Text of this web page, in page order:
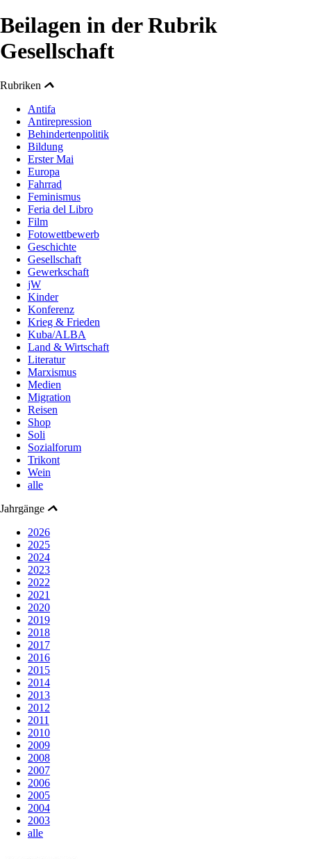
Beilagen in der Rubrik
Gesellschaft
Rubriken
Antifa
Antirepression
Behindertenpolitik
Bildung
Erster Mai
Europa
Fahrrad
Feminismus
Feria del Libro
Film
Fotowettbewerb
Geschichte
Gesellschaft
Gewerkschaft
jW
Kinder
Konferenz
Krieg & Frieden
Kuba/ALBA
Land & Wirtschaft
Literatur
Marxismus
Medien
Migration
Reisen
Shop
Soli
Sozialforum
Trikont
Wein
alle
Jahrgänge
2026
2025
2024
2023
2022
2021
2020
2019
2018
2017
2016
2015
2014
2013
2012
2011
2010
2009
2008
2007
2006
2005
2004
2003
alle